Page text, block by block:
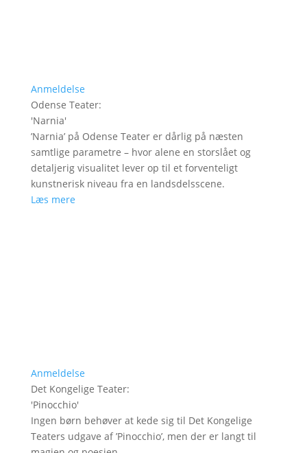
Anmeldelse
Odense Teater:
'Narnia'
’Narnia’ på Odense Teater er dårlig på næsten
samtlige parametre – hvor alene en storslået og
detaljerig visualitet lever op til et forventeligt
kunstnerisk niveau fra en landsdelsscene.
Læs mere
Anmeldelse
Det Kongelige Teater:
'Pinocchio'
Ingen børn behøver at kede sig til Det Kongelige
Teaters udgave af ’Pinocchio’, men der er langt til